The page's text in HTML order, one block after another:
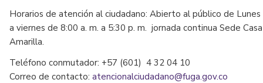
Horarios de atención al ciudadano: Abierto al público de Lunes
a viernes de 8:00 a. m. a 5:30 p. m. jornada continua Sede Casa
Amarilla.
Teléfono conmutador: +57 (601) 4 32 04 10
Correo de contacto: atencionalciudadano@fuga.gov.co